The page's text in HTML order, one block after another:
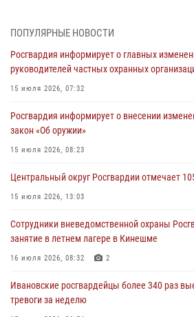
связи с празднованием юбилеев служб
05 августа 2026, 14:37
которому стало плохо во время проведения
03 августа 2026, 12:15
торжественных мероприятиях,
Воздушно-десантных войск
Мероприятия в рамках акции «Каникулы с
продолжаются в Ивановской области
ПОПУЛЯРНЫЕ НОВОСТИ
Росгвардия информирует о главных
руководителей частных охранных
15 июля 2026, 07:32
Росгвардия информирует о внесении
закон «Об оружии»
15 июля 2026, 08:23
Центральный округ Росгвардии отмечает
15 июля 2026, 13:03
Сотрудники вневедомственной охраны
занятие в летнем лагере в Кинешме
16 июля 2026, 08:32 2
Ивановские росгвардейцы более 340 раз
тревоги за неделю